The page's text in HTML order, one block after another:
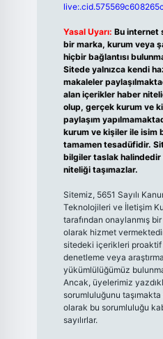
Yasal Uyarı: Bu internet
bir marka, kurum veya
hiçbir bağlantısı
Sitede yalnızca kendi
makaleler
alan içerikler haber
olup, gerçek kurum ve
paylaşım
kurum ve kişiler ile isim
tamamen tesadüfidir.
bilgiler taslak halindedir
niteliği taşımazlar.
Sitemiz, 5651 Sayılı
Teknolojileri ve İletişim
tarafından onaylanmış bir
olarak hizmet
sitedeki içerikleri proaktif
denetleme veya araştırma
yükümlülüğümüz
Ancak, üyelerimiz
sorumluluğunu
olarak bu sorumluluğu
sayılırlar.